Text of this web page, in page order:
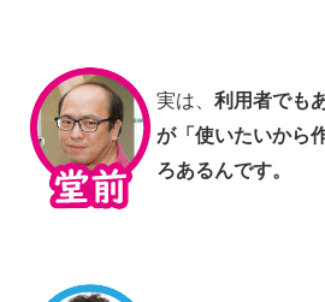
実は、 利用者でも
が「使いたいから
ろあるんです。